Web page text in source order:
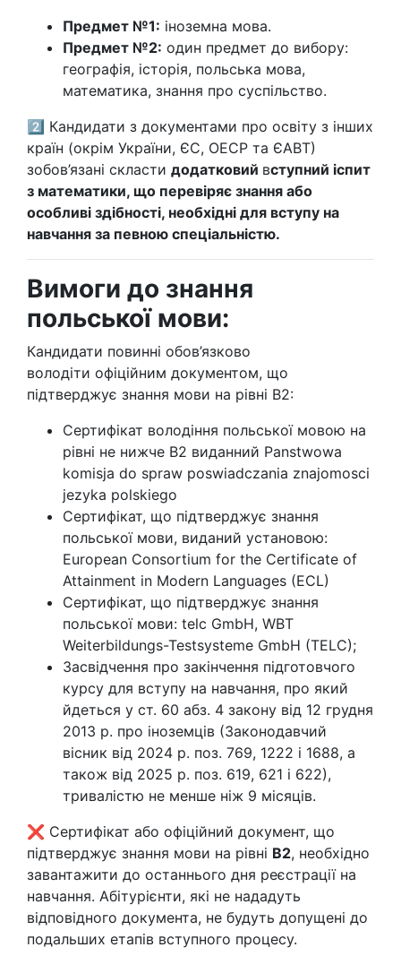
Предмет №1: іноземна мова.
Предмет №2: один предмет до вибору:
географія, історія, польська мова,
математика, знання про суспільство.
2️⃣ Кандидати з документами про освіту з інших
країн (окрім України, ЄС, ОЕСР та ЄАВТ)
зобов’язані скласти додатковий вступний іспит
з математики, що перевіряє знання або
особливі здібності, необхідні для вступу на
навчання за певною спеціальністю.
Вимоги до знання
польської мови:
Кандидати повинні обов’язково
володіти офіційним документом, що
підтверджує знання мови на рівні B2:
Сертифікат володіння польської мовою на
рівні не нижче В2 виданний Panstwowa
komisja do spraw poswiadczania znajomosci
jezyka polskiego
Сертифікат, що підтверджує знання
польської мови, виданий установою:
European Consortium for the Certificate of
Attainment in Modern Languages (ECL)
Сертифікат, що підтверджує знання
польської мови: telc GmbH, WBT
Weiterbildungs-Testsysteme GmbH (TELC);
Засвідчення про закінчення підготовчого
курсу для вступу на навчання, про який
йдеться у ст. 60 абз. 4 закону від 12 грудня
2013 р. про іноземців (Законодавчий
вісник від 2024 р. поз. 769, 1222 і 1688, а
також від 2025 р. поз. 619, 621 і 622),
тривалістю не менше ніж 9 місяців.
❌ Сертифікат або офіційний документ, що
підтверджує знання мови на рівні B2, необхідно
завантажити до останнього дня реєстрації на
навчання. Абітурієнти, які не нададуть
відповідного документа, не будуть допущені до
подальших етапів вступного процесу.